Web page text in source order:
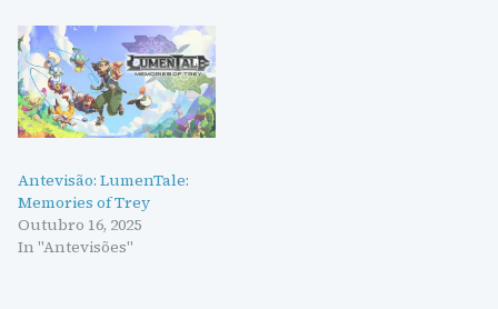
Antevisão: LumenTale:
Memories of Trey
Outubro 16, 2025
In "Antevisões"